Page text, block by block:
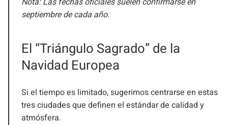
septiembre de cada año.
El “Triángulo Sagrado” de la
Navidad Europea
Si el tiempo es limitado, sugerimos centrarse en estas
tres ciudades que definen el estándar de calidad y
atmósfera.